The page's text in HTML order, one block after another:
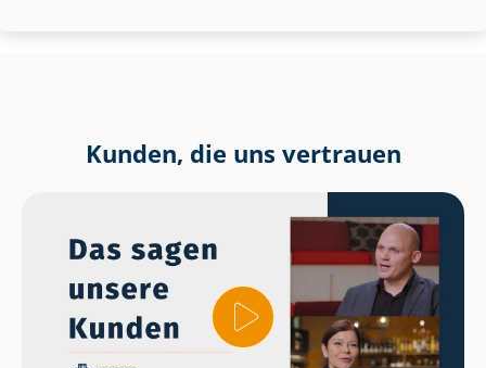
Kunden, die uns vertrauen